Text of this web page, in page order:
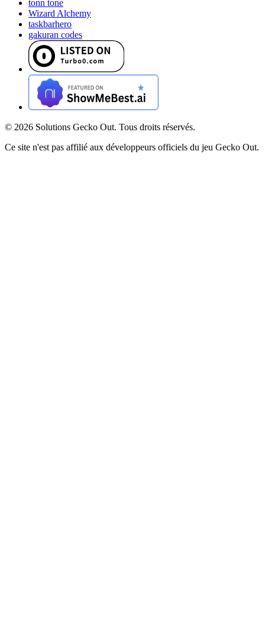
tonn tone
Wizard Alchemy
taskbarhero
gakuran codes
© 2026 Solutions Gecko Out. Tous droits réservés.
Ce site n'est pas affilié aux développeurs officiels du jeu Gecko Out.